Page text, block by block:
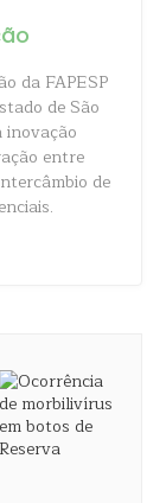
da FAPESP
de São
inovação
entre
de